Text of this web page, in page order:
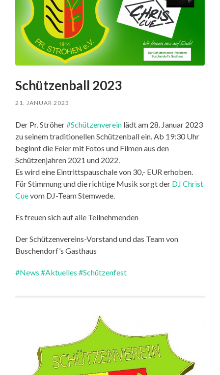
Schützenball 2023
21. JANUAR 2023
Der Pr. Ströher#Schützenverein lädt am 28. Januar 2023
zu seinem traditionellen Schützenball ein. Ab 19:30 Uhr
beginnt die Feier mit Fotos und Filmen aus den
Schützenjahren 2021 und 2022.
Es wird eine Eintrittspauschale von 30,- EUR erhoben.
Für Stimmung und die richtige Musik sorgt der DJ Christ
Cuevom DJ-Team Stemwede.
Es freuen sich auf alle Teilnehmenden
Der Schützenvereins-Vorstand und das Team von
Buschendorf’s Gasthaus
#News #Aktuelles #Schützenfest